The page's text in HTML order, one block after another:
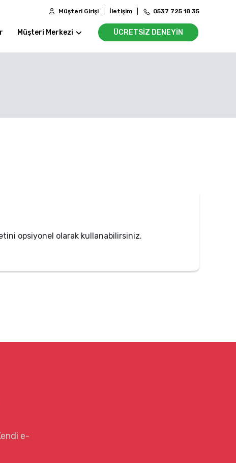
Müşteri Girişi İletişim 0537 725 18 35
Müşteri Merkezi ÜCRETSİZ DENEYİN
opsiyonel olarak kullanabilirsiniz.
e-